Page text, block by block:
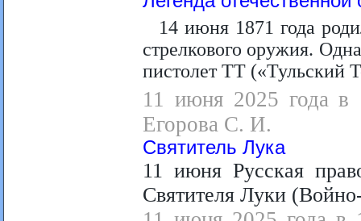
14 июня 1871 года
стрелкового оружия.
пистолет ТТ («Тульский
11 июня 2025 года в
Егорова С. И.
Святитель Лука
11 июня Русская
Святителя Луки